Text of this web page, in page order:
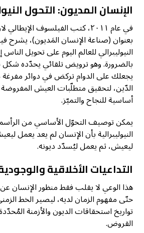
الإنسان المديون: التحول
في عام ٢٠١١، كتب الفيلسوف
بعنوان (صناعة الإنسان المَديون)، يشرح
النيوليبرالي للعالم اليوم على تحويل
بالضرورة. وهو ترويض تلقائي يحدّده
يجعلك على الدوام تركض في دوائر
الدّين، لتحقيق متطلّبات العيش المفروضة
أساسية للنجاح والتميّز.
يمكن توصيف التحوّل الأساسي من
النيوليبرالية بأن الإنسان لم يعد يعمل
ليعيش، ثم يعمل ليُسدّد ديونه.
التداعيات الأخلاقية
هذا الوعي لا يقلب فقط منظور الإنسان
حتّى مفهوم الزمان لديه، ليصير الخط
تواريخ استحقاقات الديون والأزمنة
القروض.